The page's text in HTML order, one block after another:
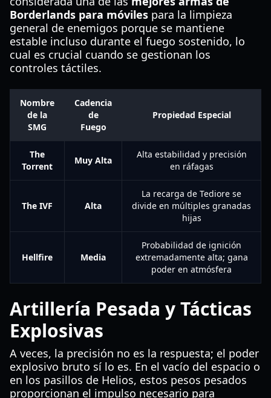
Borderlands para móviles para la limpieza
general de enemigos porque se mantiene
estable incluso durante el fuego sostenido, lo
cual es crucial cuando se gestionan los
controles táctiles.
Nombre
de la
SMG
Cadencia
de
Fuego
Propiedad Especial
The
Torrent
Muy Alta
Alta estabilidad y precisión
en ráfagas
The IVF Alta
La recarga de Tediore se
divide en múltiples granadas
hijas
Hellfire Media
Probabilidad de ignición
extremadamente alta; gana
poder en atmósfera
Artillería Pesada y Tácticas
Explosivas
A veces, la precisión no es la respuesta; el poder
explosivo bruto sí lo es. En el vacío del espacio o
en los pasillos de Helios, estos pesos pesados
proporcionan el impulso necesario para